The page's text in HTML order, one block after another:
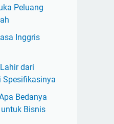
Peluang
Inggris
dari
Spesifikasinya
Bedanya
Bisnis